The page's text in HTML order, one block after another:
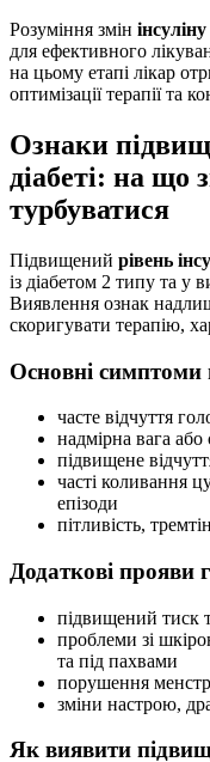
Розуміння змін
для ефективного
на цьому етапі лікар
оптимізації терапії та
Ознаки
діабеті: на що
турбуватися
Підвищений рівень
із діабетом 2 типу та у
Виявлення ознак
скоригувати терапію,
Основні симптоми
часте відчуття
надмірна вага або
підвищене
часті коливання
епізоди
пітливість,
Додаткові прояви
підвищений тиск
проблеми зі
та під пахвами
порушення
зміни настрою,
Як виявити